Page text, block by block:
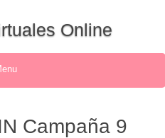
Online
Campaña 9